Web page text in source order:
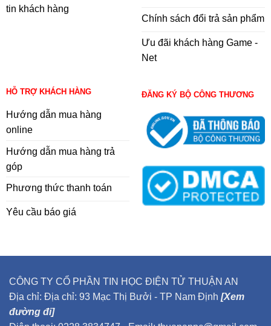
tin khách hàng
Chính sách đổi trả sản phẩm
Ưu đãi khách hàng Game -
Net
HỖ TRỢ KHÁCH HÀNG
Hướng dẫn mua hàng
online
Hướng dẫn mua hàng trả
góp
Phương thức thanh toán
Yêu cầu báo giá
ĐĂNG KÝ BỘ CÔNG THƯƠNG
CÔNG TY CỔ PHẦN TIN HỌC ĐIỆN TỬ THUẬN AN
Địa chỉ: Địa chỉ: 93 Mạc Thị Bưởi - TP Nam Định [Xem
đường đi]